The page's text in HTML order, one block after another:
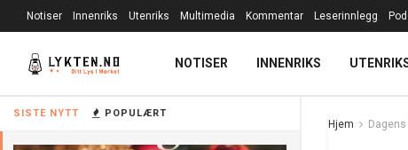
SISTE NYTT POPULÆRT
Notiser Innenriks Utenriks Multimedia Kommentar Leserinnlegg
NOTISER INNENRIKS
Hjem